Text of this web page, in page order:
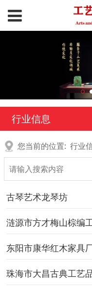
行业信息
您当前的位置:行业
古琴艺术龙琴坊
涟源市方才梅山棕编
东阳市康华红木家具
珠海市大昌古典工艺